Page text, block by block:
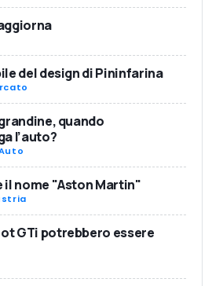
del design di Pininfarina
quando
l’auto?
il nome "Aston Martin"
GTi potrebbero essere